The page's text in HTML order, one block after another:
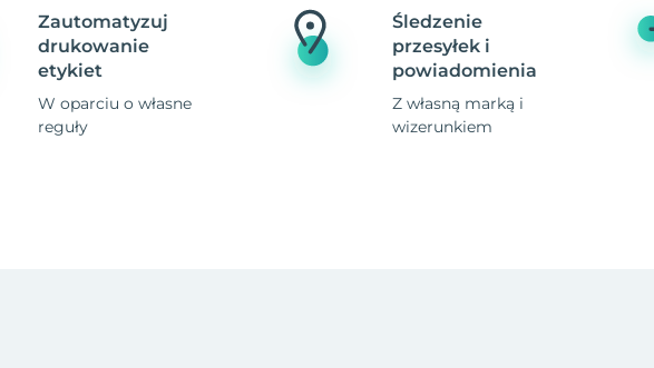
Zautomatyzuj
drukowanie
etykiet
W oparciu o własne
reguły
Śledzenie
przesyłek i
powiadomienia
Z własną marką i
wizerunkiem